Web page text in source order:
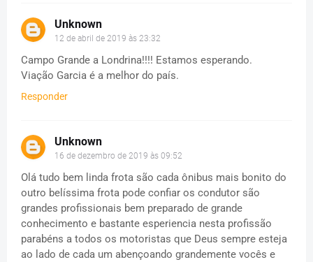
Unknown
12 de abril de 2019 às 23:32
Campo Grande a Londrina!!!! Estamos esperando.
Viação Garcia é a melhor do país.
Responder
Unknown
16 de dezembro de 2019 às 09:52
Olá tudo bem linda frota são cada ônibus mais bonito do
outro belíssima frota pode confiar os condutor são
grandes profissionais bem preparado de grande
conhecimento e bastante esperiencia nesta profissão
parabéns a todos os motoristas que Deus sempre esteja
ao lado de cada um abençoando grandemente vocês e